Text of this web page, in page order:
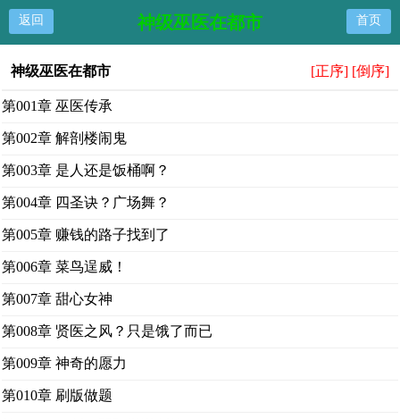
返回 神级巫医在都市 首页
神级巫医在都市 [正序] [倒序]
第001章 巫医传承
第002章 解剖楼闹鬼
第003章 是人还是饭桶啊？
第004章 四圣诀？广场舞？
第005章 赚钱的路子找到了
第006章 菜鸟逞威！
第007章 甜心女神
第008章 贤医之风？只是饿了而已
第009章 神奇的愿力
第010章 刷版做题